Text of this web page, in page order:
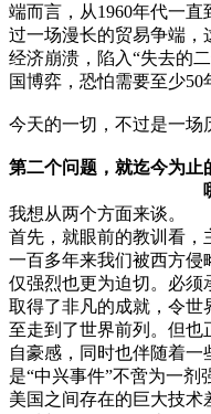
端而言，从1960年代一
过一场漫长的贸易争端，
经济崩溃，陷入“失去的
国博弈，恐怕需要至少50
今天的一切，不过是一场
第二个问题，就迄今为止
我想从两个方面来谈。
首先，就眼前的教训看，
一百多年来我们被西方侵
仅强烈也更为迫切。必须
取得了非凡的成就，令世
至走到了世界前列。但也
自豪感，同时也伴随着
是“中兴事件”不啻为一
美国之间存在的巨大技